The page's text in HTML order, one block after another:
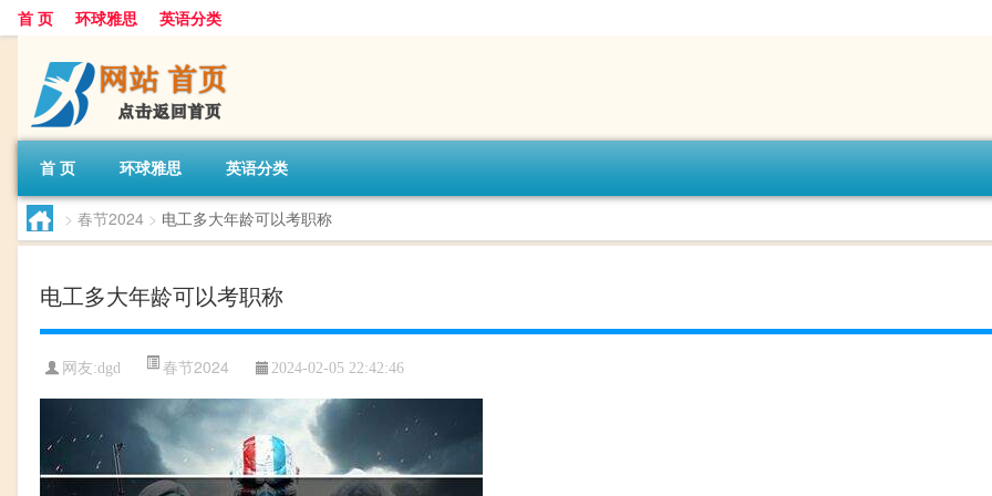
首 页 环球雅思 英语分类
首 页 环球雅思 英语分类
> 春节2024 > 电工多大年龄可以考职称
电工多大年龄可以考职称
网友:dgd 春节2024 2024-02-05 22:42:46